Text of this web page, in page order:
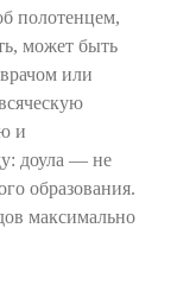
полотенцем,
может быть
или
и
доула — не
образования.
максимально